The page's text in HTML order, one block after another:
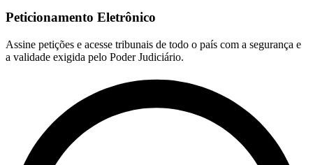
Peticionamento Eletrônico
Assine petições e acesse tribunais de todo o país com a segurança e
a validade exigida pelo Poder Judiciário.